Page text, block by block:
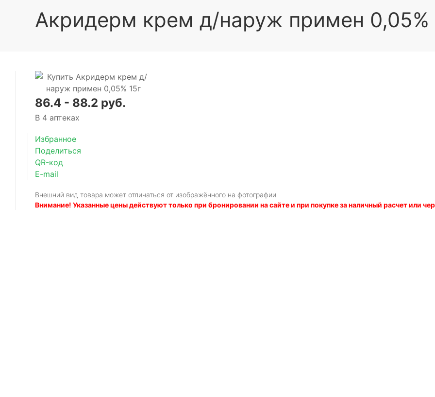
Акридерм крем д/наруж примен 0,05%
86.4 - 88.2 руб.
В 4 аптеках
Избранное
Поделиться
QR-код
E-mail
Внешний вид товара может отличаться от изображённого на фотографии
Внимание! Указанные цены действуют только при бронировании на сайте и при покупке за наличный расчет или